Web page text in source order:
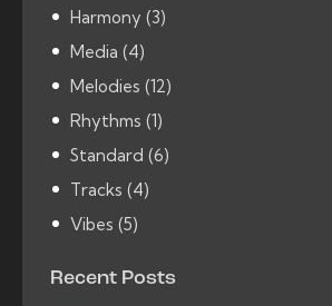
Harmony (3)
Media (4)
Melodies (12)
Rhythms (1)
Standard (6)
Tracks (4)
Vibes (5)
Recent Posts